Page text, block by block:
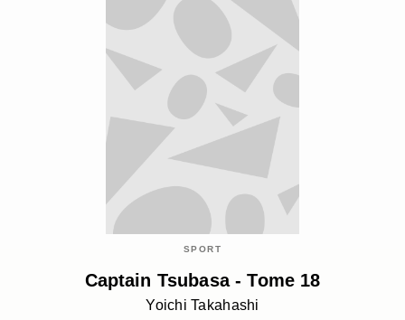
SPORT
Captain Tsubasa - Tome 18
Yoichi Takahashi